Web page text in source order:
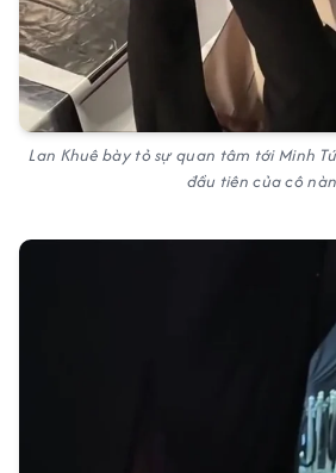
Lan Khuê bày tỏ sự quan tâm tới Minh
đầu tiên của cô